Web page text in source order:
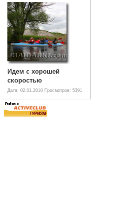
Идем с хорошей
скоростью
Дата: 02.01.2010 Просмотров: 5391